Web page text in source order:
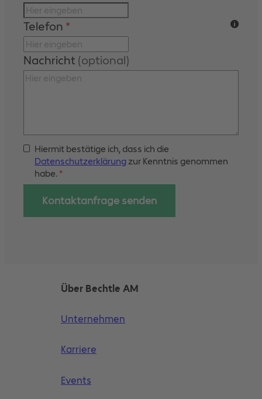
Telefon *
Nachricht (optional)
Hiermit bestätige ich, dass ich die
Datenschutzerklärung zur Kenntnis genommen
habe. *
Kontaktanfrage senden
Über Bechtle AM
Unternehmen
Karriere
Events